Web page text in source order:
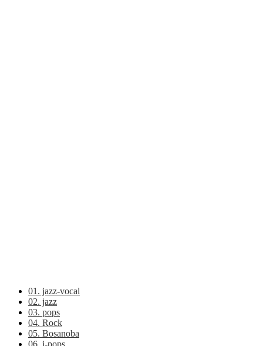
01. jazz-vocal
02. jazz
03. pops
04. Rock
05. Bosanoba